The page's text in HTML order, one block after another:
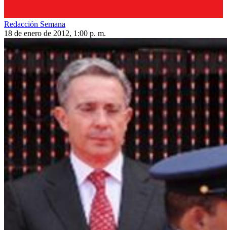
Redacción Semana
18 de enero de 2012, 1:00 p. m.